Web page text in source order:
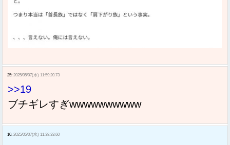
25: 2025/05/07(水) 11:59:20.73
>>19
ブチギレすぎwwwwwwwwww
10: 2025/05/07(水) 11:38:33.60